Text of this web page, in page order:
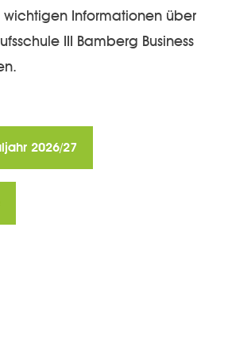
wichtigen Informationen über
III Bamberg Business
2026/27